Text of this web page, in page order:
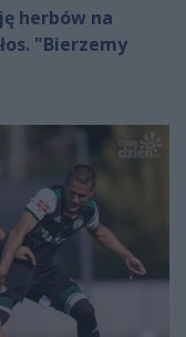
herbów na
"Bierzemy